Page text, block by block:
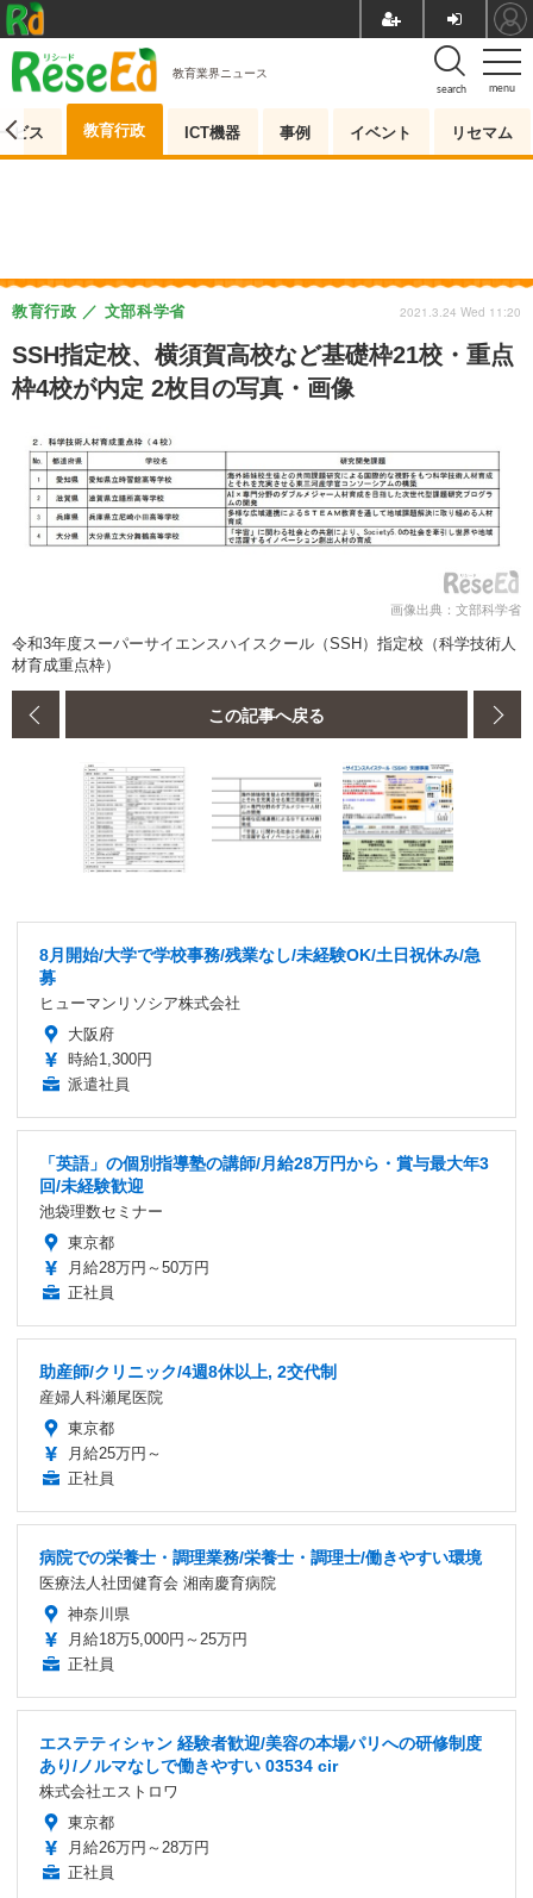
menu
search
教育業界ニュース
ビス 教育行政 ICT機器 事例 イベント リセマム
SSH指定校、横須賀高校など基礎枠21校・重点
枠4校が内定 2枚目の写真・画像
教育行政 文部科学省 2021.3.24 Wed 11:20
画像出典：文部科学省
令和3年度スーパーサイエンスハイスクール（SSH）指定校（科学技術人
材育成重点枠）
この記事へ戻る
8月開始/大学で学校事務/残業なし/未経験OK/土日祝休み/急
募
ヒューマンリソシア株式会社
大阪府
時給1,300円
派遣社員
「英語」の個別指導塾の講師/月給28万円から・賞与最大年3
回/未経験歓迎
池袋理数セミナー
東京都
月給28万円～50万円
正社員
助産師/クリニック/4週8休以上, 2交代制
産婦人科瀬尾医院
東京都
月給25万円～
正社員
病院での栄養士・調理業務/栄養士・調理士/働きやすい環境
医療法人社団健育会 湘南慶育病院
神奈川県
月給18万5,000円～25万円
正社員
エステティシャン 経験者歓迎/美容の本場パリへの研修制度
あり/ノルマなしで働きやすい 03534 cir
株式会社エストロワ
東京都
月給26万円～28万円
正社員